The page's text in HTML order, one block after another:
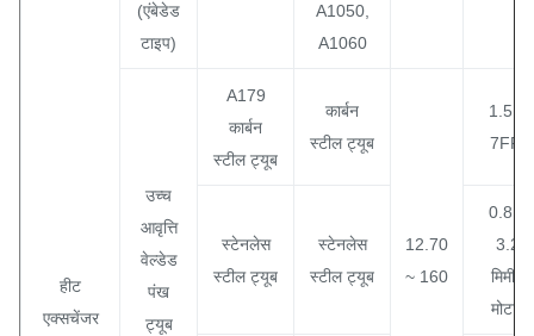
हीट
एक्सचेंजर
(एंबेडेड
टाइप)
A1050,
A1060
उच्च
आवृत्ति
वेल्डेड
पंख
ट्यूब
A179
कार्बन
स्टील ट्यूब
कार्बन
स्टील ट्यूब
12.70
~ 160
1.5 ~
7FPI
स्टेनलेस
स्टील ट्यूब
स्टेनलेस
स्टील ट्यूब
0.8 ~
3.2
मिमी।
मोटाई